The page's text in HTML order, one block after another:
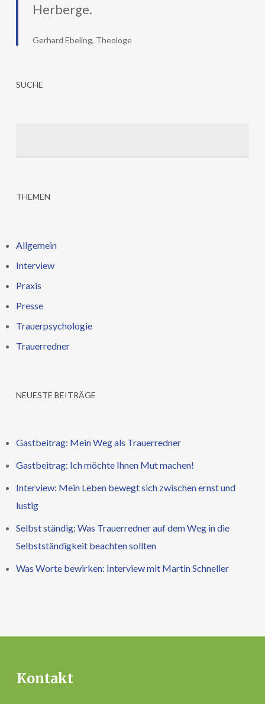
Herberge.
Gerhard Ebeling, Theologe
SUCHE
THEMEN
Allgemein
Interview
Praxis
Presse
Trauerpsychologie
Trauerredner
NEUESTE BEITRÄGE
Gastbeitrag: Mein Weg als Trauerredner
Gastbeitrag: Ich möchte Ihnen Mut machen!
Interview: Mein Leben bewegt sich zwischen ernst und
lustig
Selbst ständig: Was Trauerredner auf dem Weg in die
Selbstständigkeit beachten sollten
Was Worte bewirken: Interview mit Martin Schneller
Kontakt